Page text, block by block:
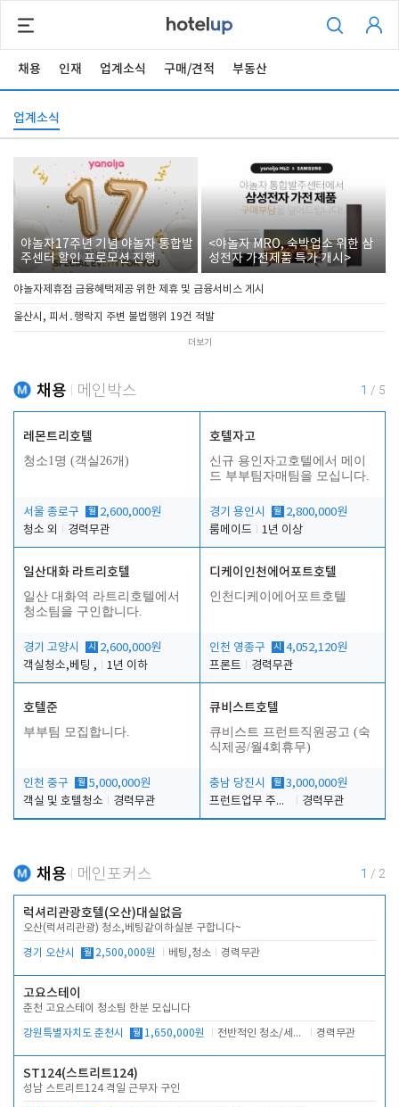
채용 인재 업계소식 구매/견적 부동산
업계소식
야놀자17주년 기념 야놀자 통합발
주센터 할인 프로모션 진행
<야놀자 MRO, 숙박업소 위한 삼
성전자 가전제품 특가 개시>
야놀자제휴점 금융혜택제공 위한 제휴 및 금융서비스 게시
울산시, 피서․행락지 주변 불법행위 19건 적발
더보기
채용 메인박스 1 / 5
레몬트리호텔
청소1명 (객실26개)
서울 종로구 월 2,600,000원
청소 외
경력무관
호텔자고
신규 용인자고호텔에서 메이
드 부부팀자매팀을 모십니다.
경기 용인시 월 2,800,000원
룸메이드
1년 이상
일산대화 라트리호텔
일산 대화역 라트리호텔에서
청소팀을 구인합니다.
경기 고양시 시
2,600,000원
객실청소,베팅 ,
1년 이하
디케이인천에어포트호텔
인천디케이에어포트호텔
인천 영종구 시
4,052,120원
프론트
경력무관
호텔준
부부팀 모집합니다.
인천 중구 월 5,000,000원
객실 및 호텔청소
경력무관
큐비스트호텔
큐비스트 프런트직원공고 (숙
식제공/월4회휴무)
충남 당진시 월 3,000,000원
프런트업무 주간, 야간
경력무관
채용 메인포커스 1 / 2
럭셔리관광호텔(오산)대실없음
오산(럭셔리관광) 청소,베팅같이하실분 구합니다~
경기 오산시 월 2,500,000원 베팅,청소 경력무관
고요스테이
춘천 고요스테이 청소팀 한분 모십니다
강원특별자치도 춘천시 월 1,650,000원 전반적인 청소/세탁업무 경력무관
ST124(스트리트124)
성남 스트리트124 격일 근무자 구인